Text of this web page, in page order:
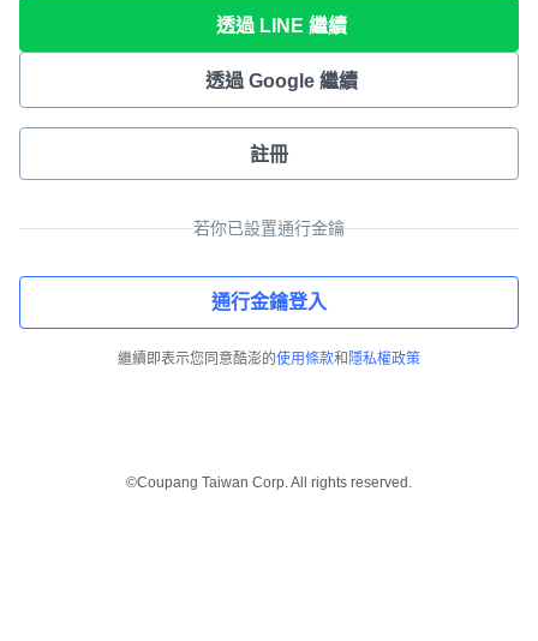
透過 LINE 繼續
透過 Google 繼續
註冊
若你已設置通行金鑰
通行金鑰登入
繼續即表示您同意酷澎的使用條款和 隱私權政策
©Coupang Taiwan Corp. All rights reserved.